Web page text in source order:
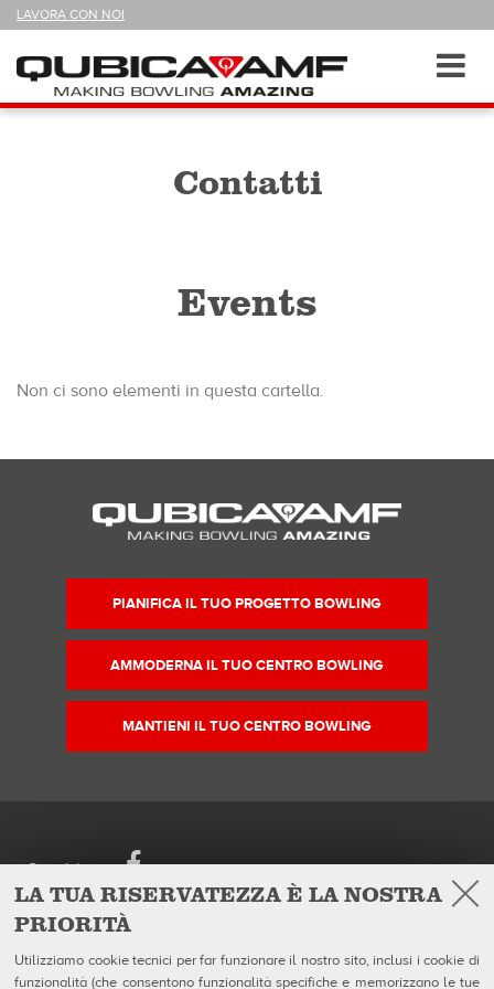
LA TUA RISERVATEZZA È LA NOSTRA
PRIORITÀ
Utilizziamo cookie tecnici per far funzionare il nostro sito, inclusi i cookie di
funzionalità (che consentono funzionalità specifiche e memorizzano le tue
LAVORA CON NOI
SU
Sezioni
Contatti
Events
Non ci sono elementi in questa cartella.
PIANIFICA IL TUO PROGETTO BOWLING
AMMODERNA IL TUO CENTRO BOWLING
MANTIENI IL TUO CENTRO BOWLING
European Headquarters
Via della Croce Coperta, 15
40128 Bologna - Italy
Galleria
Notizie
Seguici su
Facebook